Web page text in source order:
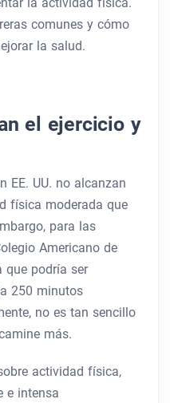
la actividad física.
comunes y cómo
la salud.
el ejercicio y
EE. UU. no alcanzan
física moderada que
para las
Americano de
que podría ser
250 minutos
no es tan sencillo
más.
actividad física,
e intensa